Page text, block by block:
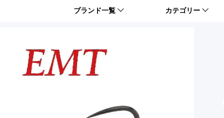
ブランド一覧 カテゴリー